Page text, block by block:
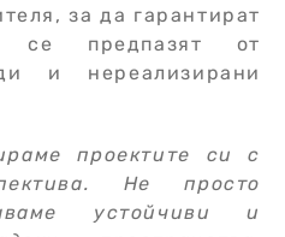
за да гарантират
предпазят от
и нереализирани
проектите си с
Не просто
устойчиви и